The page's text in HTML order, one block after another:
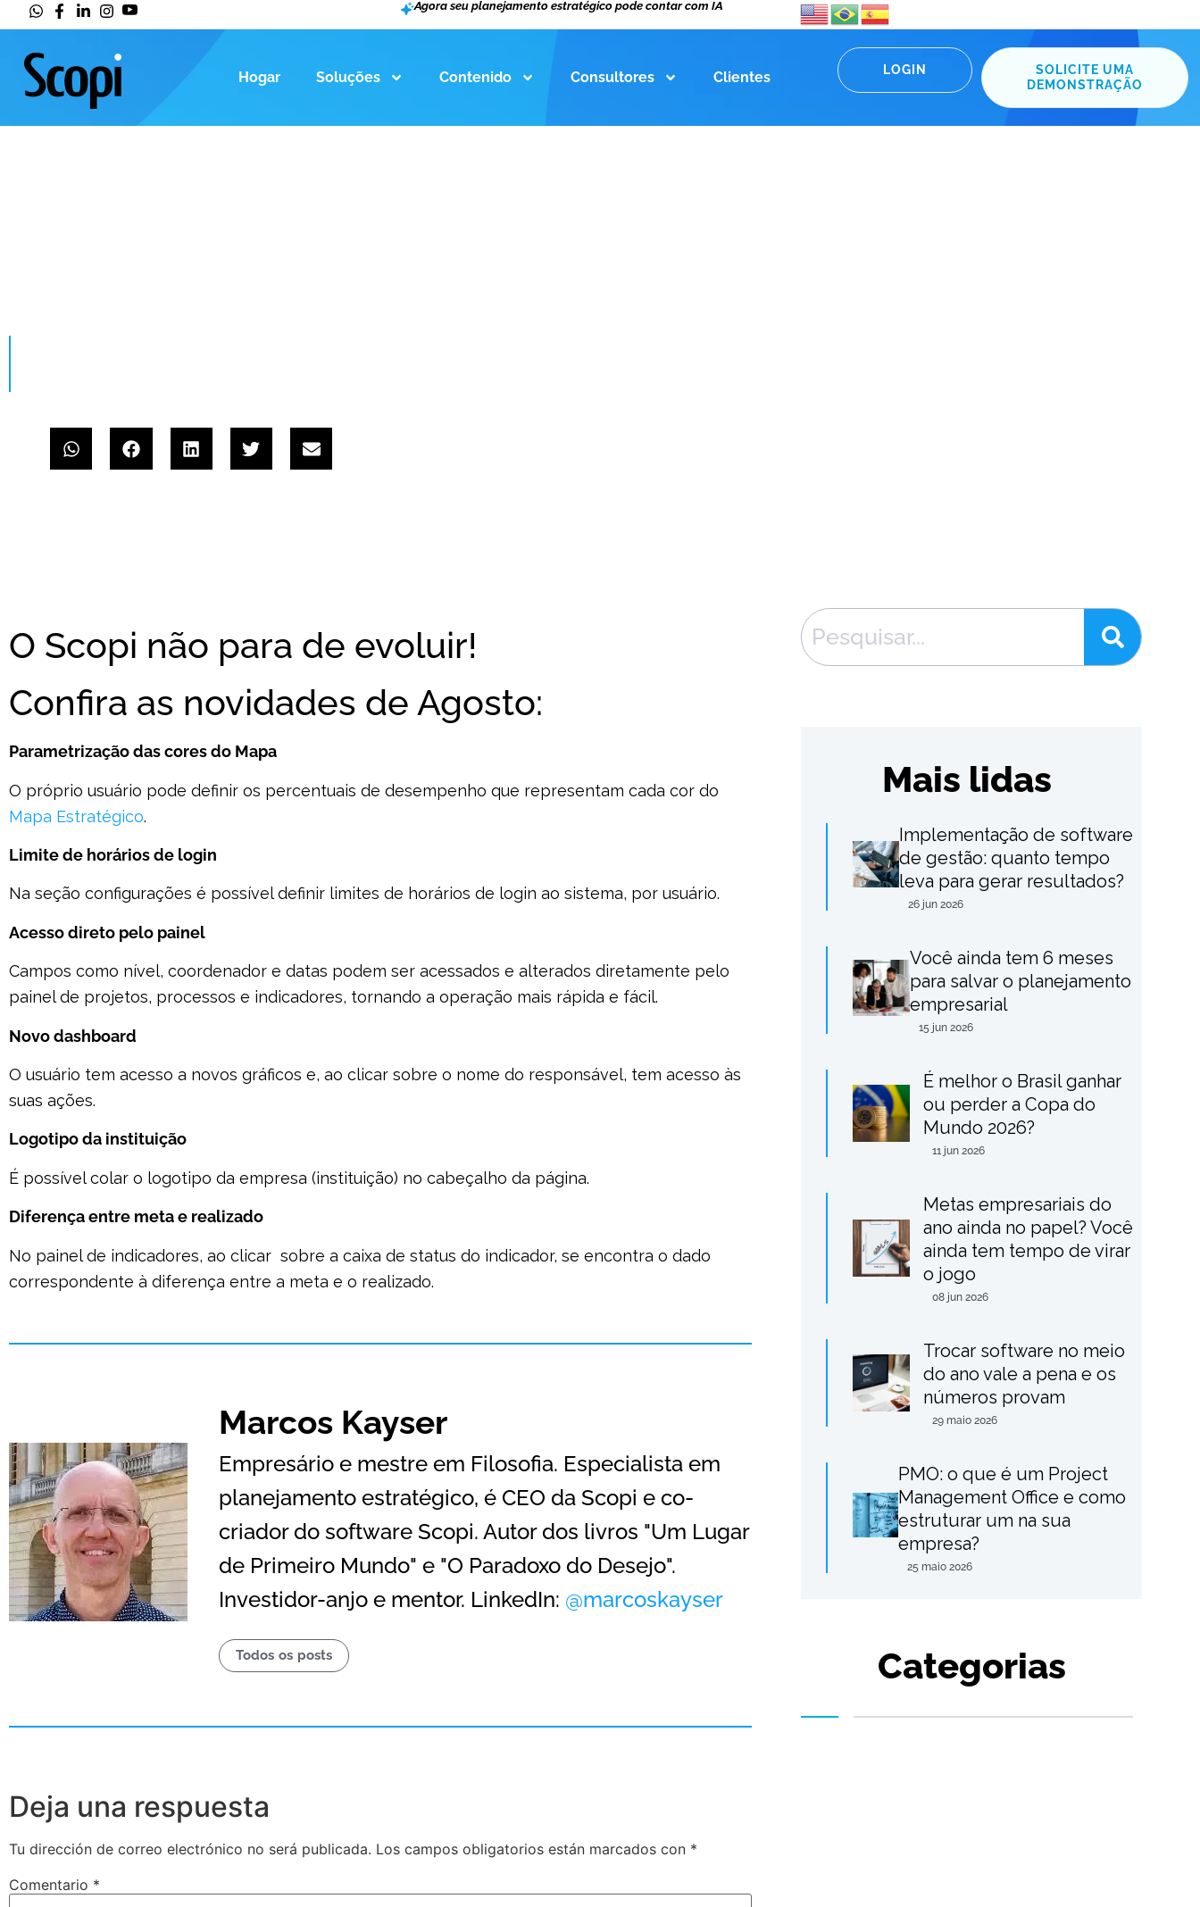
Agora seu planejamento estratégico pode contar com IA
Hogar Soluções Contenido Consultores Clientes LOGIN
SOLICITE UMA
DEMONSTRAÇÃO
O Scopi não para de evoluir!
Confira as novidades de Agosto:
Parametrização das cores do Mapa
O próprio usuário pode definir os percentuais de desempenho que representam cada cor do
Mapa Estratégico.
Limite de horários de login
Na seção configurações é possível definir limites de horários de login ao sistema, por usuário.
Acesso direto pelo painel
Campos como nível, coordenador e datas podem ser acessados e alterados diretamente pelo
painel de projetos, processos e indicadores, tornando a operação mais rápida e fácil.
Novo dashboard
O usuário tem acesso a novos gráficos e, ao clicar sobre o nome do responsável, tem acesso às
suas ações.
Logotipo da instituição
É possível colar o logotipo da empresa (instituição) no cabeçalho da página.
Diferença entre meta e realizado
No painel de indicadores, ao clicar sobre a caixa de status do indicador, se encontra o dado
correspondente à diferença entre a meta e o realizado.
Marcos Kayser
Empresário e mestre em Filosofia. Especialista em
planejamento estratégico, é CEO da Scopi e co-
criador do software Scopi. Autor dos livros "Um Lugar
de Primeiro Mundo" e "O Paradoxo do Desejo".
Investidor-anjo e mentor. LinkedIn: @marcoskayser
Todos os posts
Deja una respuesta
Tu dirección de correo electrónico no será publicada. Los campos obligatorios están marcados con *
Comentario *
Mais lidas
Implementação de software
de gestão: quanto tempo
leva para gerar resultados?
26 jun 2026
Você ainda tem 6 meses
para salvar o planejamento
empresarial
15 jun 2026
É melhor o Brasil ganhar
ou perder a Copa do
Mundo 2026?
11 jun 2026
Metas empresariais do
ano ainda no papel? Você
ainda tem tempo de virar
o jogo
08 jun 2026
Trocar software no meio
do ano vale a pena e os
números provam
29 maio 2026
PMO: o que é um Project
Management Office e como
estruturar um na sua
empresa?
25 maio 2026
Categorias